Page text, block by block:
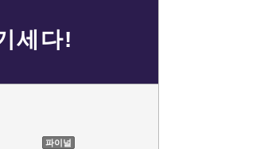
세다!
파이널